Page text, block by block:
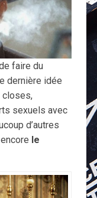
faire du
dernière idée
closes,
sexuels avec
d’autres
le